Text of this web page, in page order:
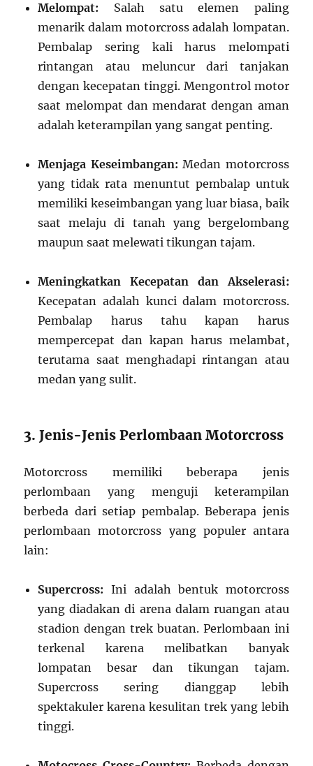
Melompat: Salah satu elemen paling
menarik dalam motorcross adalah lompatan.
Pembalap sering kali harus melompati
rintangan atau meluncur dari tanjakan
dengan kecepatan tinggi. Mengontrol motor
saat melompat dan mendarat dengan aman
adalah keterampilan yang sangat penting.
Menjaga Keseimbangan: Medan motorcross
yang tidak rata menuntut pembalap untuk
memiliki keseimbangan yang luar biasa, baik
saat melaju di tanah yang bergelombang
maupun saat melewati tikungan tajam.
Meningkatkan Kecepatan dan Akselerasi:
Kecepatan adalah kunci dalam motorcross.
Pembalap harus tahu kapan harus
mempercepat dan kapan harus melambat,
terutama saat menghadapi rintangan atau
medan yang sulit.
3. Jenis-Jenis Perlombaan Motorcross
Motorcross memiliki beberapa jenis
perlombaan yang menguji keterampilan
berbeda dari setiap pembalap. Beberapa jenis
perlombaan motorcross yang populer antara
lain:
Supercross: Ini adalah bentuk motorcross
yang diadakan di arena dalam ruangan atau
stadion dengan trek buatan. Perlombaan ini
terkenal karena melibatkan banyak
lompatan besar dan tikungan tajam.
Supercross sering dianggap lebih
spektakuler karena kesulitan trek yang lebih
tinggi.